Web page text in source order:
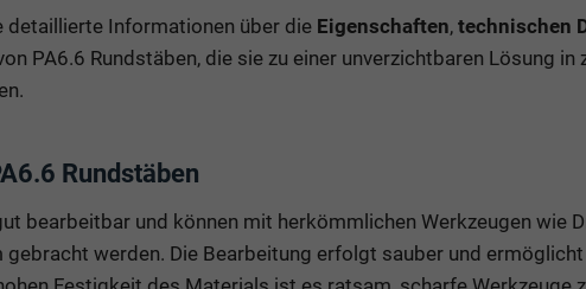
detaillierte Informationen über die Eigenschaften, technischen
PA6.6 Rundstäben, die sie zu einer unverzichtbaren Lösung in
Rundstäben
bearbeitbar und können mit herkömmlichen Werkzeugen wie
gebracht werden. Die Bearbeitung erfolgt sauber und